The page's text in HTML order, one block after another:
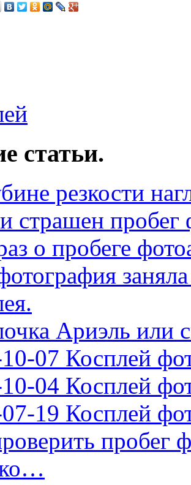
статьи.
резкости
страшен пробег
о пробеге
Ариэль или
07 Косплей
04 Косплей
19 Косплей
пробег